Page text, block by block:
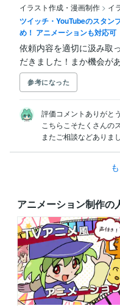
イラスト作成・漫画制作 > イ
ツイッチ・YouTubeのスタン
め！ アニメーションも対応可
依頼内容を適切に汲み取
だきました！まか機会が
参考になった
評価コメントありがと
こちらこそたくさんの
またご相談などありま
アニメーション制作の